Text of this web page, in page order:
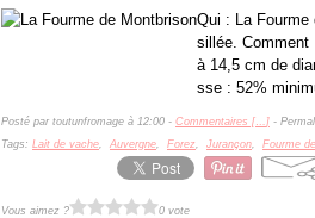
Qui : La Fourme
sillée. Comment
à 14,5 cm de
sse : 52%
Posté par toutunfromage à 12:00 - Commentaires […] -
Tags: Lait de vache, Auvergne, Forez, Jurançon, Fourme
Vous aimez ? 0 vote